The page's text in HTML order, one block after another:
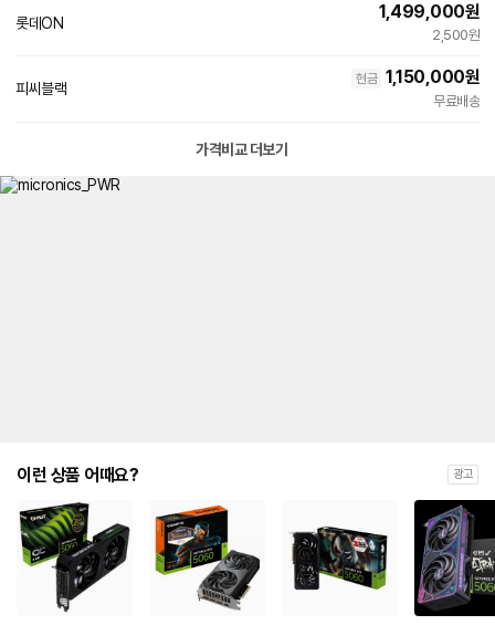
롯데ON
1,499,000원
2,500원
피씨블랙
현금 1,150,000원
무료배송
가격비교 더보기
이런 상품 어때요? 광고